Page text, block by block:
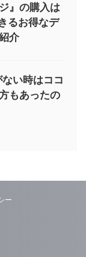
』の購入は
るお得なデ
介
い時はココ
もあったの
ー